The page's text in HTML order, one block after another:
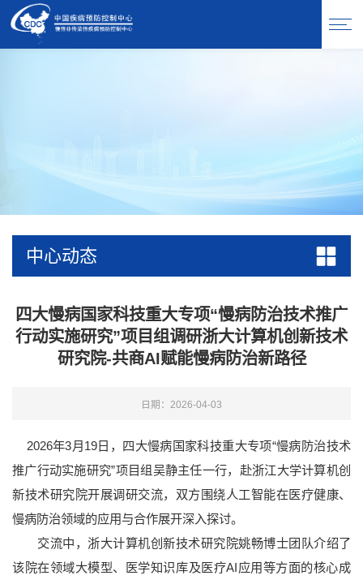
中心动态
四大慢病国家科技重大专项“慢病防治技术推广
行动实施研究”项目组调研浙大计算机创新技术
研究院-共商AI赋能慢病防治新路径
日期：2026-04-03
2026年3月19日，四大慢病国家科技重大专项“慢病防治技术
推广行动实施研究”项目组吴静主任一行，赴浙江大学计算机创
新技术研究院开展调研交流，双方围绕人工智能在医疗健康、
慢病防治领域的应用与合作展开深入探讨。
交流中，浙大计算机创新技术研究院姚畅博士团队介绍了
该院在领域大模型、医学知识库及医疗AI应用等方面的核心成